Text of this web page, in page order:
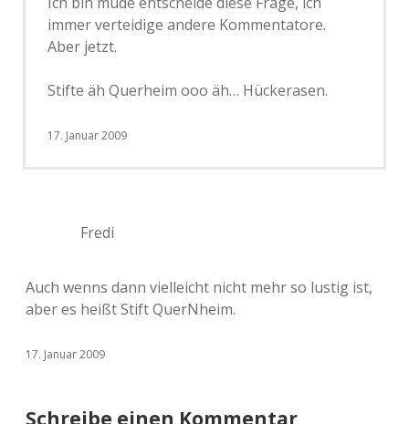
immer verteidige andere Kommentatore.
Aber jetzt.
Stifte äh Querheim ooo äh… Hückerasen.
17. Januar 2009
Fredi
Auch wenns dann vielleicht nicht mehr so lustig ist,
aber es heißt Stift QuerNheim.
17. Januar 2009
Schreibe einen Kommentar